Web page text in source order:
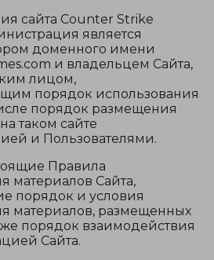
сайта Counter Strike
является
доменного имени
и владельцем Сайта,
лицом,
порядок использования
порядок размещения
таком сайте
и Пользователями.
Правила
материалов Сайта,
порядок и условия
материалов, размещенных
порядок взаимодействия
Сайта.